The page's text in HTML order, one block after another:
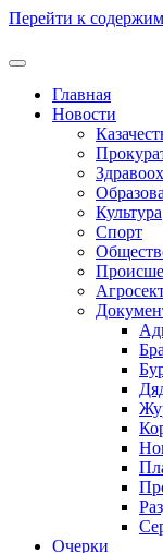
Перейти к
Главная
Новости
Культура
Спорт
Очерки